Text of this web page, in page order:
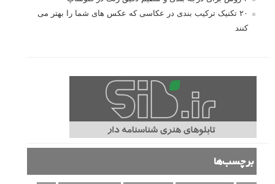
۲۰ تکنیک ترکیب بندی در عکاسی که عکس های شما را بهتر می
کنند
برچسب‌ها